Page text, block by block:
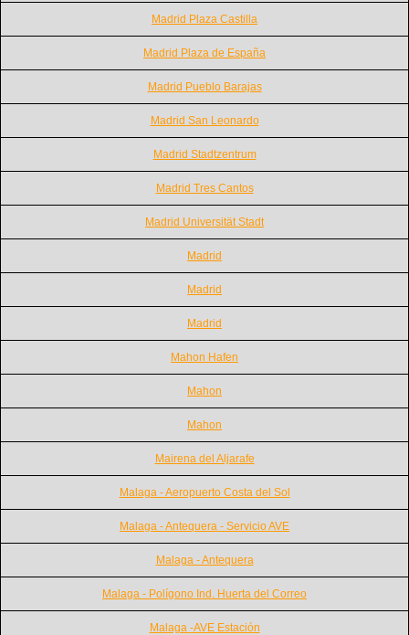
Madrid Plaza Castilla
Madrid Plaza de España
Madrid Pueblo Barajas
Madrid San Leonardo
Madrid Stadtzentrum
Madrid Tres Cantos
Madrid Universität Stadt
Madrid
Madrid
Madrid
Mahon Hafen
Mahon
Mahon
Mairena del Aljarafe
Malaga - Aeropuerto Costa del Sol
Malaga - Antequera - Servicio AVE
Malaga - Antequera
Malaga - Polígono Ind. Huerta del Correo
Malaga -AVE Estación